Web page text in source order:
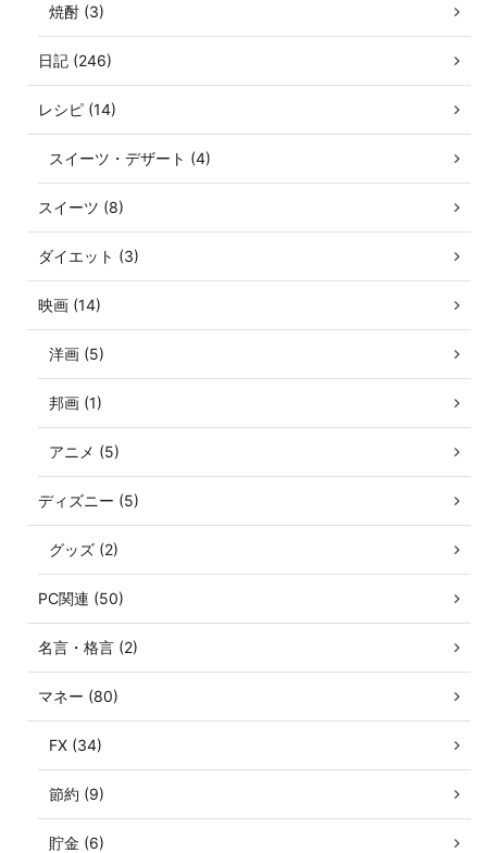
焼酎 (3)
日記 (246)
レシピ (14)
スイーツ・デザート (4)
スイーツ (8)
ダイエット (3)
映画 (14)
洋画 (5)
邦画 (1)
アニメ (5)
ディズニー (5)
グッズ (2)
PC関連 (50)
名言・格言 (2)
マネー (80)
FX (34)
節約 (9)
貯金 (6)